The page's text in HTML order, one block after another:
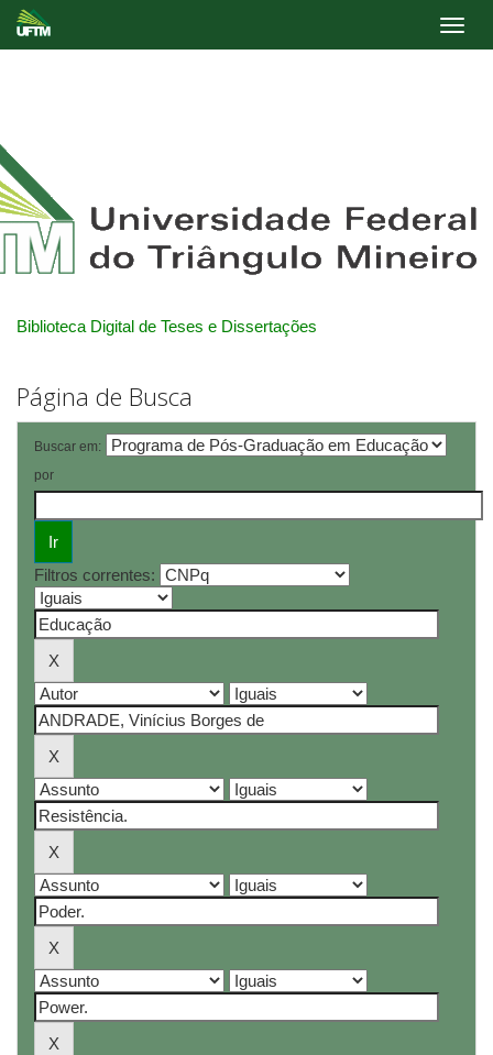
Biblioteca Digital de Teses e Dissertações
Página de Busca
Buscar em:
por
Filtros correntes: